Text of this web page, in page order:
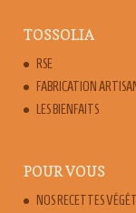
TOSSOLIA
RSE
FABRICATION
LES BIENFAITS
POUR VOUS
NOS RECETTES